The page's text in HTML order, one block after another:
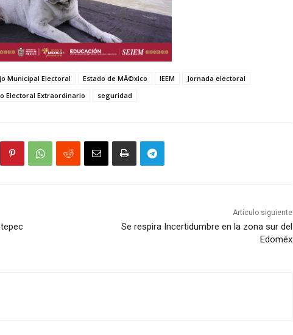
Municipal Electoral Estado de MÃ©xico IEEM
Jornada electoral
Electoral Extraordinario seguridad
Artículo siguiente
Se respira Incertidumbre en la zona sur del
Edoméx